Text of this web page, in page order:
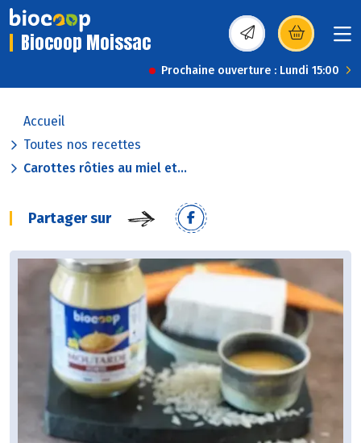
Biocoop Moissac (s’ouvre dans une
Prochaine ouverture : Lundi 15:00
Accueil
Toutes nos recettes
Carottes rôties au miel et...
Partager sur